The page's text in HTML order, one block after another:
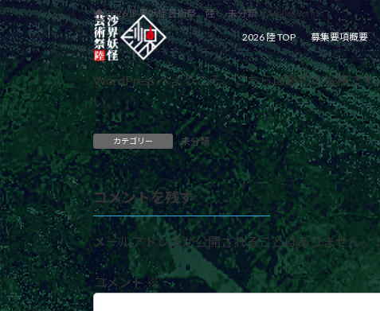
コ
ン
テ
ン
ツ
へ
ス
キ
ッ
プ
ナ
ビ
ゲ
ー
シ
ョ
ン
に
移
動
2026 陸 TOP 募集要項概要
2026 沙界妖怪芸術祭 陸 未分類 Hello world!
WordPress へようこそ。こちらは最初の投稿で
い。
カテゴリー 未分類
コメントを残す
メールアドレスが公開されることはありません。
コメント※